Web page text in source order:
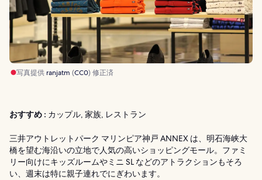
写真提供 ranjatm (CC0) 修正済
おすすめ : カップル, 家族, レストラン
三井アウトレットパーク マリンピア神戸 ANNEX は、明石海峡大
橋を望む海沿いの立地で人気の高いショッピングモール。ファミ
リー向けにキッズルームやミニ SL などのアトラクションもそろ
い、週末は特に親子連れでにぎわいます。